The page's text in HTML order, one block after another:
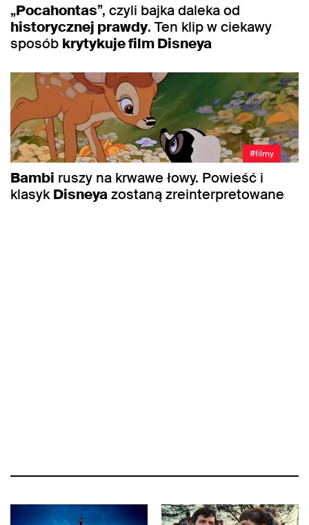
„Pocahontas”, czyli bajka daleka od
historycznej prawdy. Ten klip w ciekawy
sposób krytykuje film Disneya
#filmy
Bambi ruszy na krwawe łowy. Powieść i
klasykDisneyazostaną zreinterpretowane